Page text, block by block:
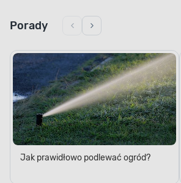
Porady
Jak prawidłowo podlewać ogród?